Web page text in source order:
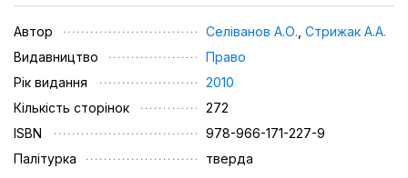
Автор Селіванов А.О. Стрижак А.А.
Видавництво
Право
Рік видання
2010
Кількість сторінок
272
ISBN
978-966-171-227-9
Палітурка
тверда